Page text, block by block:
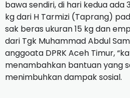
bawa sendiri, di hari kedua ada
kg dari H Tarmizi (Taprang)
sak beras ukuran 15 kg dan
dari Tgk Muhammad Abdul
anggoata DPRK Aceh Timur,
menambahkan bantuan yang
menimbuhkan dampak sosial.